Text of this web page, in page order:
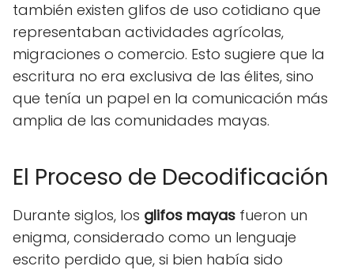
también existen glifos de uso cotidiano que
representaban actividades agrícolas,
migraciones o comercio. Esto sugiere que la
escritura no era exclusiva de las élites, sino
que tenía un papel en la comunicación más
amplia de las comunidades mayas.
El Proceso de Decodificación
Durante siglos, los glifos mayas fueron un
enigma, considerado como un lenguaje
escrito perdido que, si bien había sido